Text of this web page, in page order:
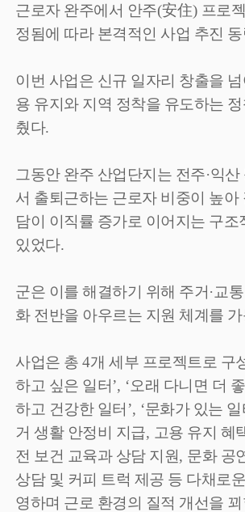
근로자 완주에서 안주(安住) 프로
정됨에 따라 본격적인 사업 추진
이번 사업은 신규 일자리 창출을
용 유지와 지역 정착을 유도하는
췄다.
그동안 완주 산업단지는 전주·익산
서 출퇴근하는 근로자 비중이 높아
담이 이직률 증가로 이어지는 구조
있었다.
군은 이를 해결하기 위해 주거· 교통
화 전반을 아우르는 지원 체계를
사업은 총4개 세부 프로젝트로 구
하고 싶은 일터’, ‘오래 다니면 더
하고 건강한 일터’, ‘문화가 있는 일
거 생활 안정비 지급, 고용 유지 혜
전 보건 교육과 상담 지원, 문화 공
상담 및 커피 트럭 제공 등 다채로
영하며 근로 환경의 질적 개선을